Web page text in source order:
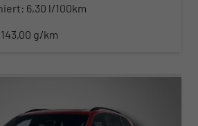
6,30 l/100km
143,00 g/km